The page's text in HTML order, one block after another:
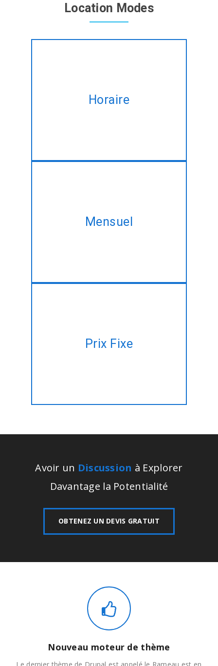
Location Modes
Horaire
horaire sur mesure pour
Mensuel
d'acquérir le même Drupal
développement du service au
Prix Fixe
pas de temps à gérer? Laissez-
nous le faire pour vous à un
Avoir un Discussion à Explorer
Davantage la Potentialité
OBTENEZ UN DEVIS GRATUIT
Nouveau moteur de thème